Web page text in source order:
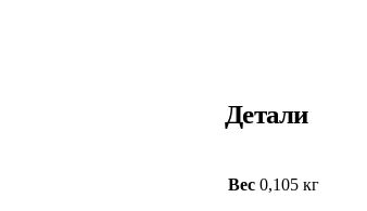
Детали
Вес 0,105 кг